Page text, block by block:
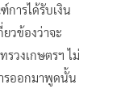
การได้รับเงิน
วข้องว่าจะ
รวงเกษตรฯ ไม่
ารออกมาพูดนั้น